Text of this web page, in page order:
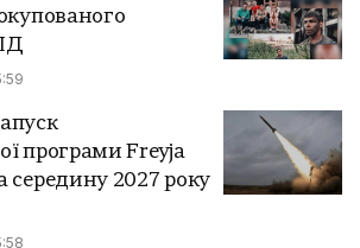
програми Freyja
середину 2027 року